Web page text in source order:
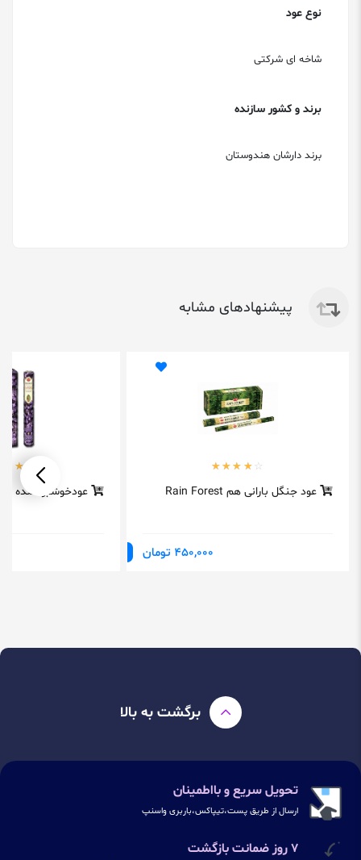
نوع عود
شاخه ای شرکتی
برند و کشور سازنده
برند دارشان هندوستان
پیشنهادهای مشابه
عود جنگل بارانی هم Rain Forest
450,000 تومان
عودخوشبوکننده
برگشت به بالا
تحویل سریع و بااطمینان
ارسال از طریق پست،تیپاکس،باربری واسنپ
۷ روز ضمانت بازگشت